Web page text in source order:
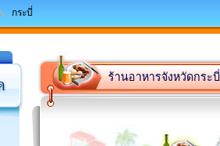
กระบี่
ร้านอาหารจังหวัดกระบี่